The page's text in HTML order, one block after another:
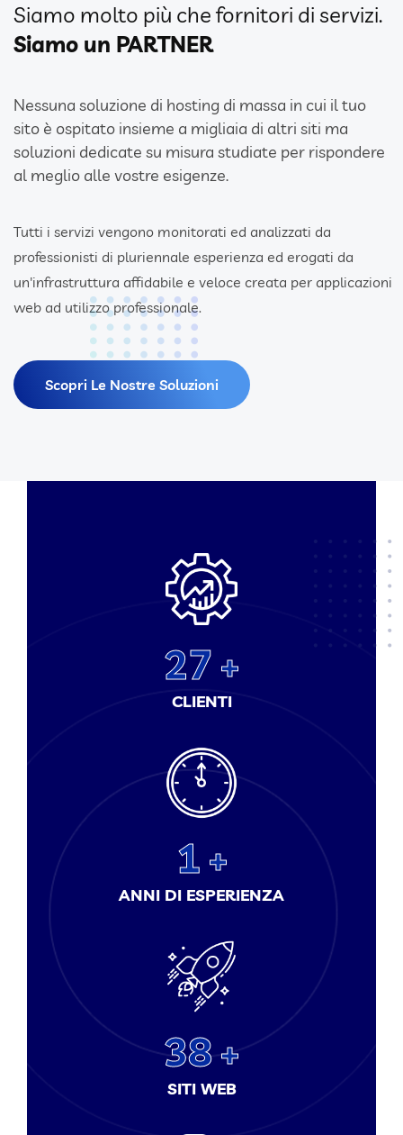
Siamo molto più che fornitori di servizi.
Siamo un PARTNER
Nessuna soluzione di hosting di massa in cui il tuo
sito è ospitato insieme a migliaia di altri siti ma
soluzioni dedicate su misura studiate per rispondere
al meglio alle vostre esigenze.
Tutti i servizi vengono monitorati ed analizzati da
professionisti di pluriennale esperienza ed erogati da
un'infrastruttura affidabile e veloce creata per applicazioni
web ad utilizzo professionale.
Scopri Le Nostre Soluzioni
27
CLIENTI
1
ANNI DI ESPERIENZA
38
SITI WEB